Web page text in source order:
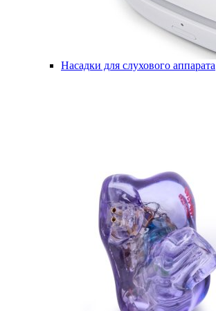
Насадки для слухового аппарата